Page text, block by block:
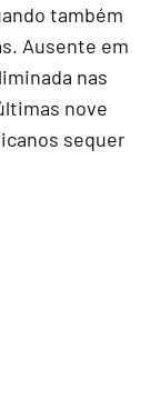
também
Ausente em
nas
nove
sequer